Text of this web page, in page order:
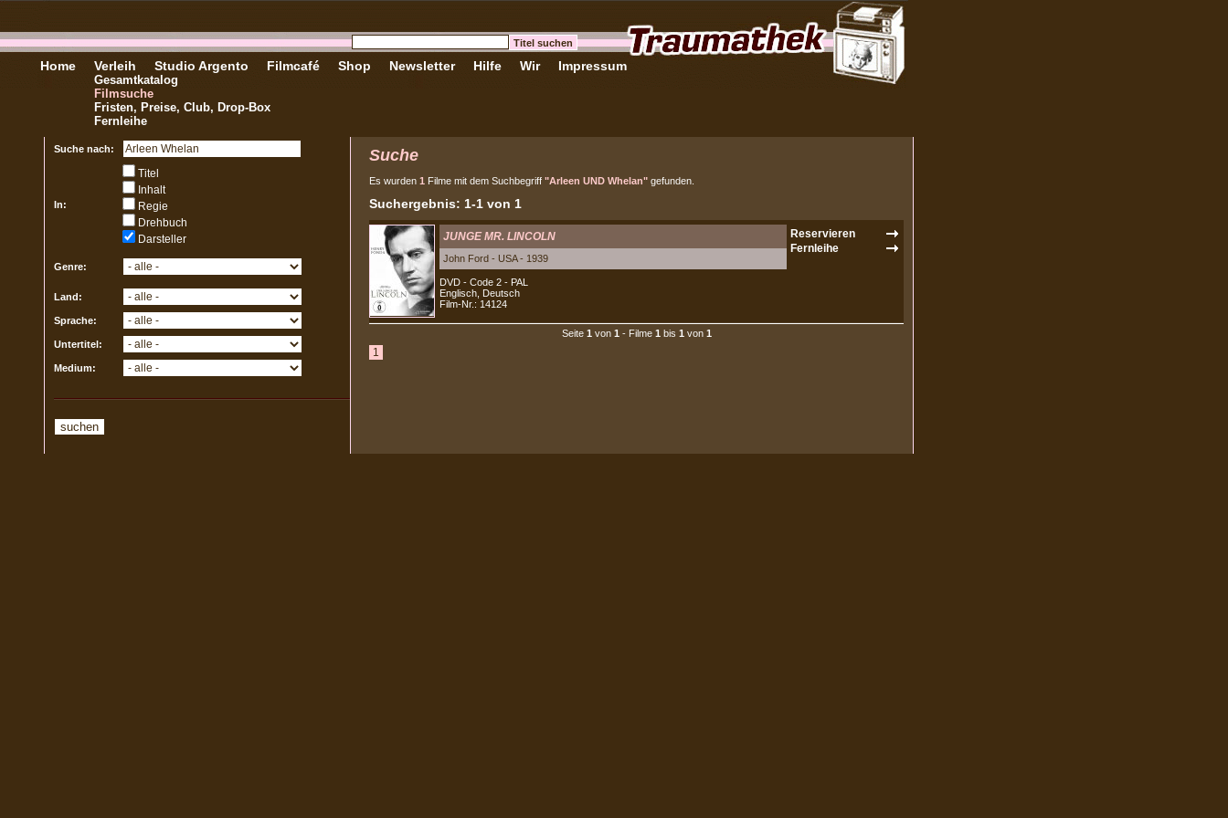
Home Verleih
Gesamtkatalog
Filmsuche
Fristen, Preise, Club, Drop-Box
Fernleihe
Studio Argento Filmcafé Shop Newsletter Hilfe Wir Impressum
Suche nach:
In:
Titel
Inhalt
Regie
Drehbuch
Darsteller
Genre:
Land:
Sprache:
Untertitel:
Medium:
Suche
Es wurden 1 Filme mit dem Suchbegriff "Arleen UND Whelan" gefunden.
Suchergebnis: 1-1 von 1
JUNGE MR. LINCOLN
John Ford - USA - 1939
DVD - Code 2 - PAL
Englisch, Deutsch
Film-Nr.: 14124
Seite 1 von 1 - Filme 1 bis 1 von 1
1